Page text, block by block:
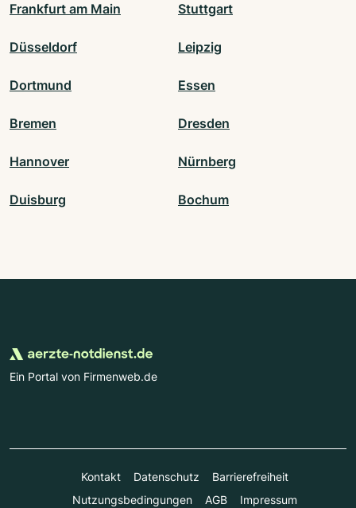
Frankfurt am Main Stuttgart
Düsseldorf Leipzig
Dortmund Essen
Bremen Dresden
Hannover Nürnberg
Duisburg Bochum
Ein Portal von Firmenweb.de
Kontakt Datenschutz
Barrierefreiheit
Nutzungsbedingungen
AGB Impressum